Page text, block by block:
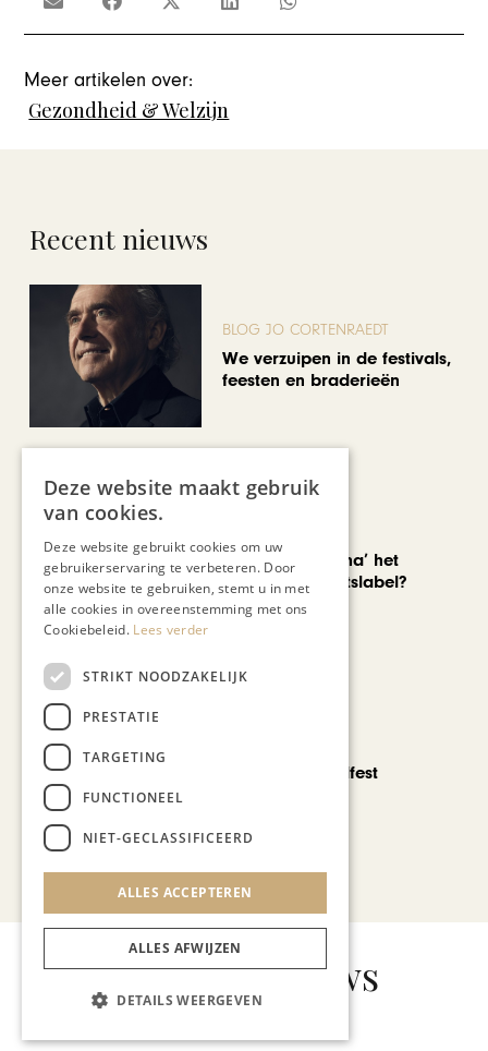
Meer artikelen over:
Gezondheid & Welzijn
Recent nieuws
BLOG JO CORTENRAEDT
We verzuipen in de festivals,
feesten en braderieën
Is ‘Made in China’ het
nieuwe kwaliteitslabel?
Noorbeek Foodfest
Bekijk alle artikelen
Gerelateerd nieuws
Deze website maakt gebruik
van cookies.
Deze website gebruikt cookies om uw
gebruikerservaring te verbeteren. Door
onze website te gebruiken, stemt u in met
alle cookies in overeenstemming met ons
Cookiebeleid. Lees verder
STRIKT NOODZAKELIJK
PRESTATIE
TARGETING
FUNCTIONEEL
NIET-GECLASSIFICEERD
ALLES ACCEPTEREN
ALLES AFWIJZEN
DETAILS WEERGEVEN